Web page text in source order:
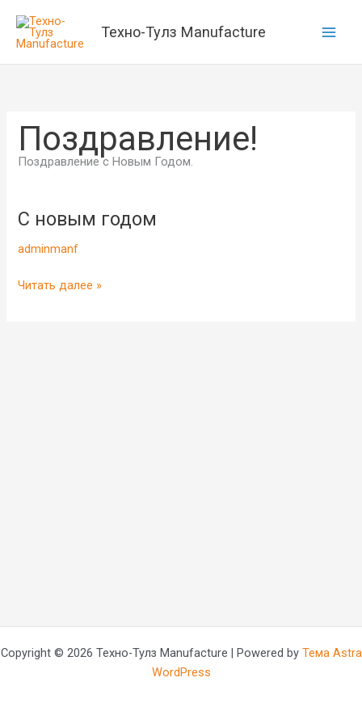
содержимому
Техно-Тулз Manufacture
Поздравление!
Поздравление с Новым Годом.
С новым годом
adminmanf
С
годом
Читать далее »
Copyright © 2026 Техно-Тулз Manufacture | Powered by Тема Astra
WordPress